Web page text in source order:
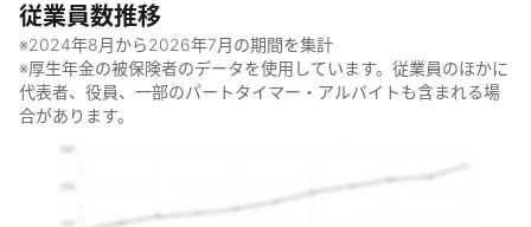
・アカデミア（大学・研究機関）
・ライフサイエンス業界
なぜやっているのか
・研究プロセスをDXで飛躍的に加速させるため
何をしているのか
従業員数推移
※2024年8月から2026年7月の期間を集計
※厚生年金の被保険者のデータを使用しています。従業員のほかに
代表者、役員、一部のパートタイマー・アルバイトも含まれる場
合があります。